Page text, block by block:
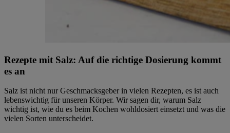
Rezepte mit Salz: Auf die richtige Dosierung kommt
es an
Salz ist nicht nur Geschmacksgeber in vielen Rezepten, es ist auch
lebenswichtig für unseren Körper. Wir sagen dir, warum Salz
wichtig ist, wie du es beim Kochen wohldosiert einsetzt und was die
vielen Sorten unterscheidet.